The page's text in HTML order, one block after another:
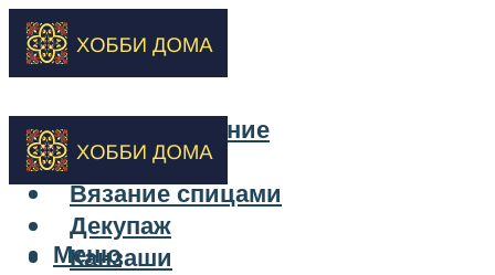
Бисероплетение
Вышивка
Вязание спицами
Декупаж
Канзаши
Меню